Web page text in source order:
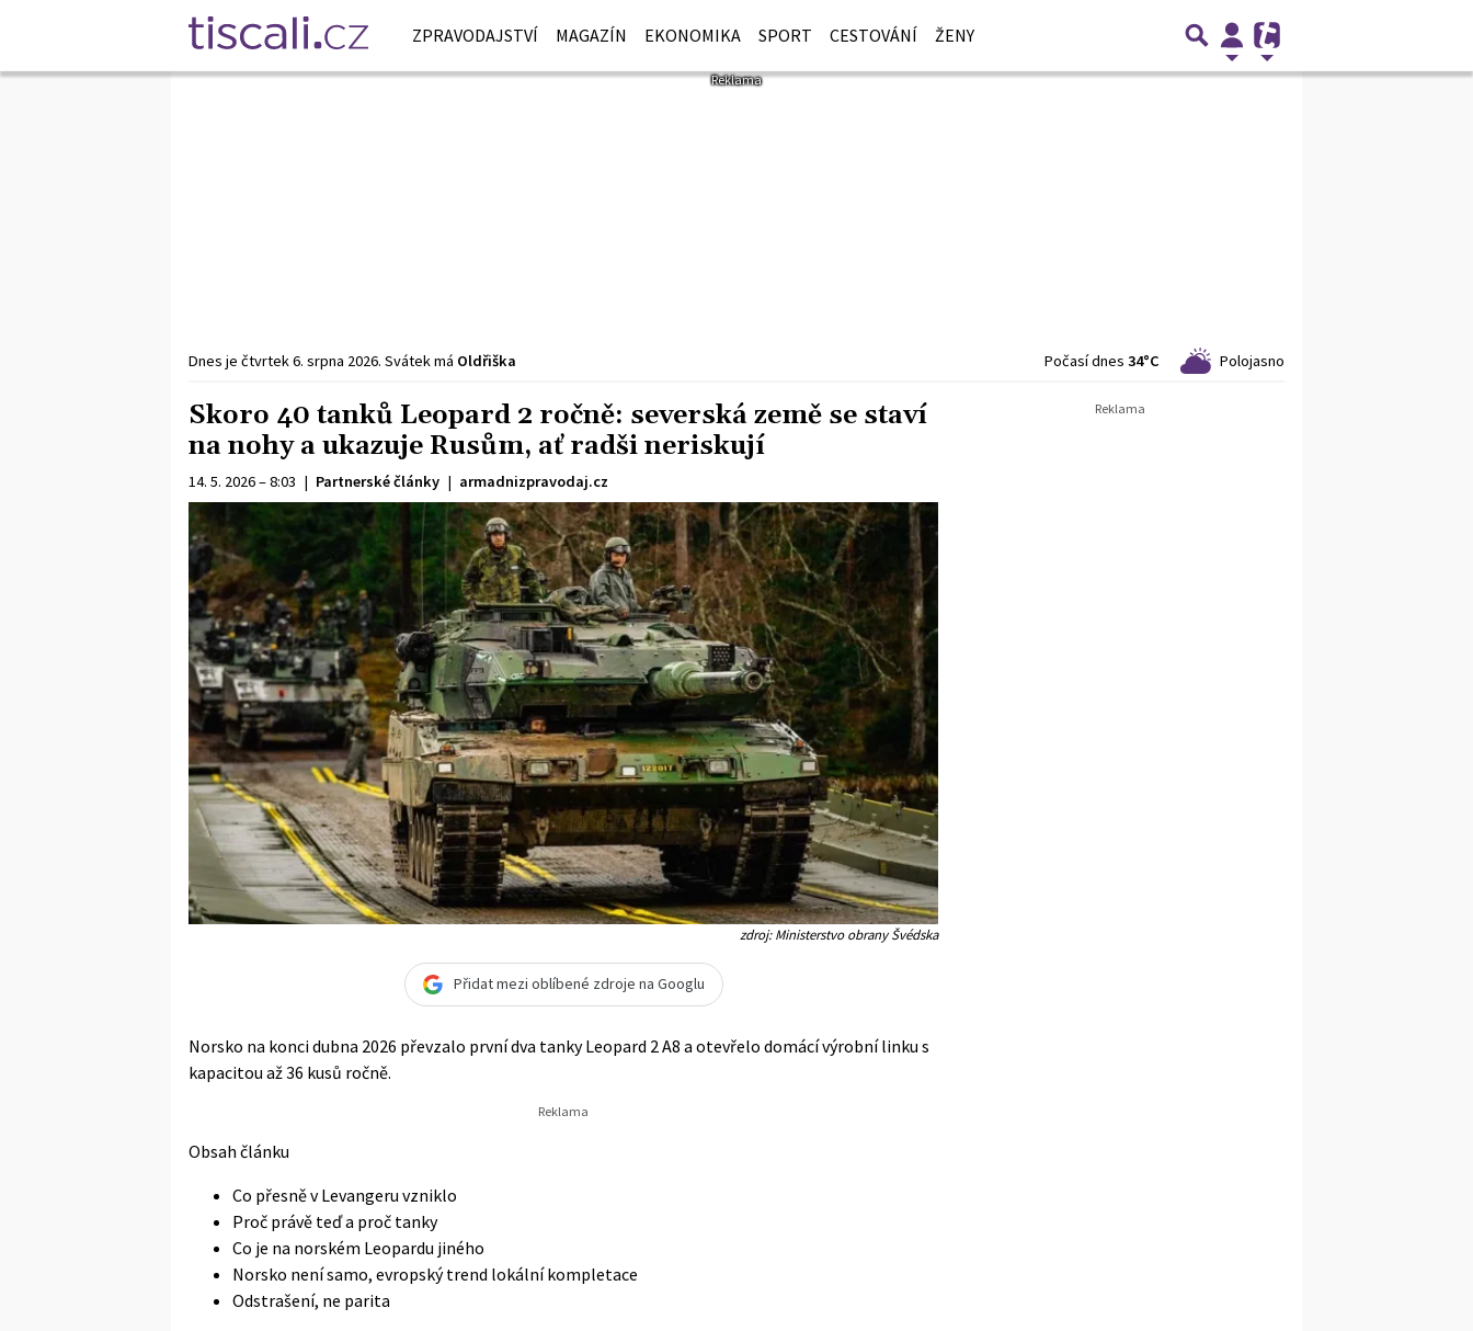
ZPRAVODAJSTVÍ MAGAZÍN EKONOMIKA SPORT CESTOVÁNÍ ŽENY
Dnes je čtvrtek6. srpna 2026. Svátek má Oldřiška Počasí dnes 34°C Polojasno
Skoro 40 tanků Leopard 2 ročně: severská země se staví
na nohy a ukazuje Rusům, ať radši neriskují
14. 5. 2026 – 8:03 | Partnerské články | armadnizpravodaj.cz
zdroj: Ministerstvo obrany Švédska
Přidat mezi oblíbené zdroje na Googlu
Norsko na konci dubna 2026 převzalo první dva tanky Leopard 2 A8 a otevřelo domácí výrobní linku s
kapacitou až 36 kusů ročně.
Obsah článku
Co přesně v Levangeru vzniklo
Proč právě teď a proč tanky
Co je na norském Leopardu jiného
Norsko není samo, evropský trend lokální kompletace
Odstrašení, ne parita